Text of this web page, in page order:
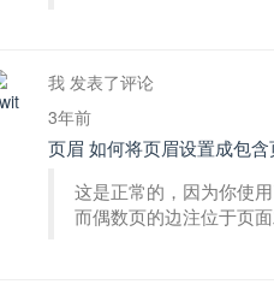
我 发表了评论
3年前
页眉 如何将页眉设置成包
这是正常的，因为你使
而偶数页的边注位于页